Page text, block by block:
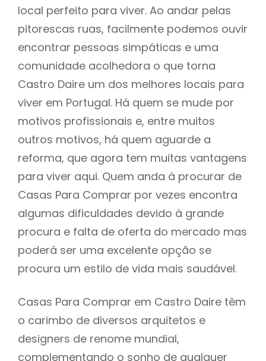
local perfeito para viver. Ao andar pelas
pitorescas ruas, facilmente podemos ouvir
encontrar pessoas simpáticas e uma
comunidade acolhedora o que torna
Castro Daire um dos melhores locais para
viver em Portugal. Há quem se mude por
motivos profissionais e, entre muitos
outros motivos, há quem aguarde a
reforma, que agora tem muitas vantagens
para viver aqui. Quem anda à procurar de
Casas Para Comprar por vezes encontra
algumas dificuldades devido à grande
procura e falta de oferta do mercado mas
poderá ser uma excelente opção se
procura um estilo de vida mais saudável.
Casas Para Comprar em Castro Daire têm
o carimbo de diversos arquitetos e
designers de renome mundial,
complementando o sonho de qualquer